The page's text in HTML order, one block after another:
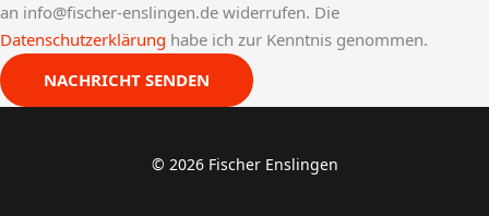
an info@fischer-enslingen.de widerrufen. Die
Datenschutzerklärung habe ich zur Kenntnis genommen.
NACHRICHT SENDEN
© 2026 Fischer Enslingen